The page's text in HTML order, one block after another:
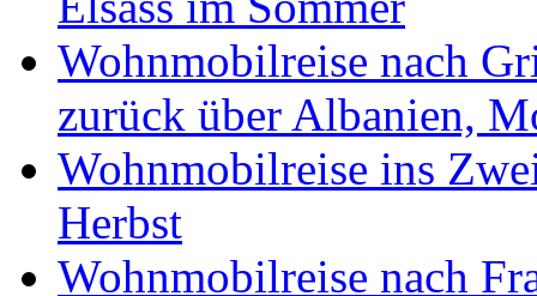
Wohnmobilreise nach
zurück über Albanien,
Wohnmobilreise ins
Herbst
Wohnmobilreise nach